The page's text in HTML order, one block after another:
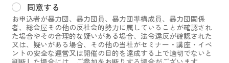
同意する
お申込者が暴力団、暴力団員、暴力団準構成員、暴力団関係
者、総会屋その他の反社会的勢力に属していることが確認され
た場合やその合理的な疑いがある場合、法令違反が確認された
又は、疑いがある場合、その他の当社がセミナー・講座・イベ
ントの安全な運営又は開催の目的を達成する上で適切でないと